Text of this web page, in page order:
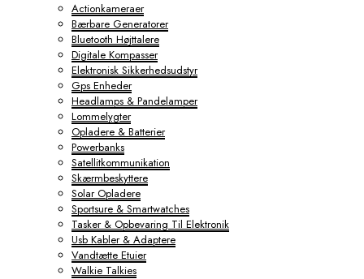
Actionkameraer
Bærbare Generatorer
Bluetooth Højttalere
Digitale Kompasser
Elektronisk Sikkerhedsudstyr
Gps Enheder
Headlamps & Pandelamper
Lommelygter
Opladere & Batterier
Powerbanks
Satellitkommunikation
Skærmbeskyttere
Solar Opladere
Sportsure & Smartwatches
Tasker & Opbevaring Til Elektronik
Usb Kabler & Adaptere
Vandtætte Etuier
Walkie Talkies